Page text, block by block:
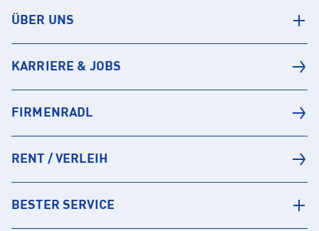
ÜBER UNS
KARRIERE & JOBS
FIRMENRADL
RENT / VERLEIH
BESTER SERVICE